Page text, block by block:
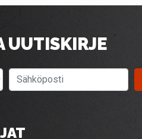
UUTISKIRJE